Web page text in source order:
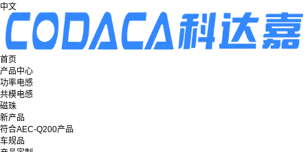
中文
首页
产品中心
功率电感
共模电感
磁珠
新产品
符合AEC-Q200产品
车规品